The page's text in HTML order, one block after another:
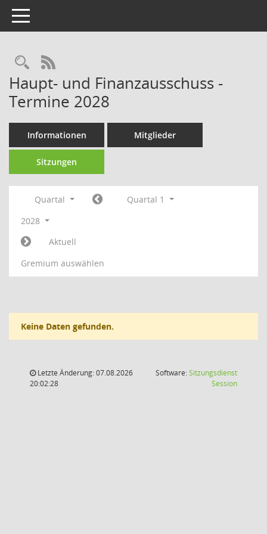
Toggle navigation
Rechercheauswahl
RSS-Feed
Haupt- und Finanzausschuss -
Termine 2028
Informationen Mitglieder
Sitzungen
Quartal
Quartal 1
2028
Aktuell
Gremium auswählen
Keine Daten gefunden.
Letzte Änderung: 07.08.2026
20:02:28
Software:Sitzungsdienst
Session(Wird in